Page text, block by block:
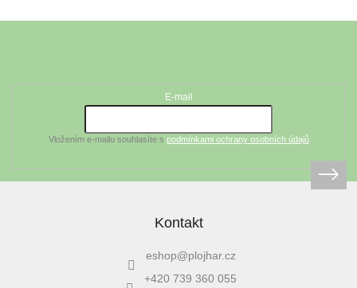
E-mail
Vložením e-mailu souhlasíte s podmínkami ochrany osobních údajů
Kontakt
eshop@plojhar.cz
+420 739 360 055